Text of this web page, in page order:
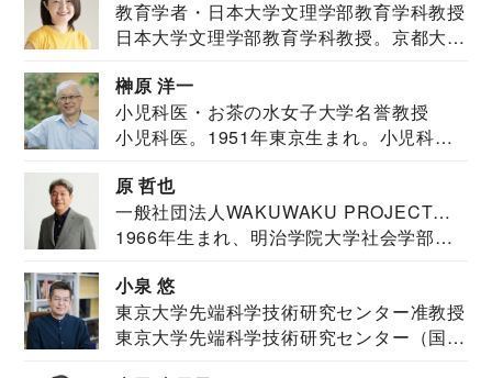
教育学者・日本大学文理学部教育学科教授
日本大学文理学部教育学科教授。京都大学
榊原 洋一
小児科医・お茶の水女子大学名誉教授
小児科医。1951年東京生まれ。小児科
原 哲也
一般社団法人WAKUWAKU PROJECT
JAPAN代表・言語聴覚士・社会福祉士
1966年生まれ、明治学院大学社会学部福
小泉 悠
東京大学先端科学技術研究センター准教授
東京大学先端科学技術研究センター（国際